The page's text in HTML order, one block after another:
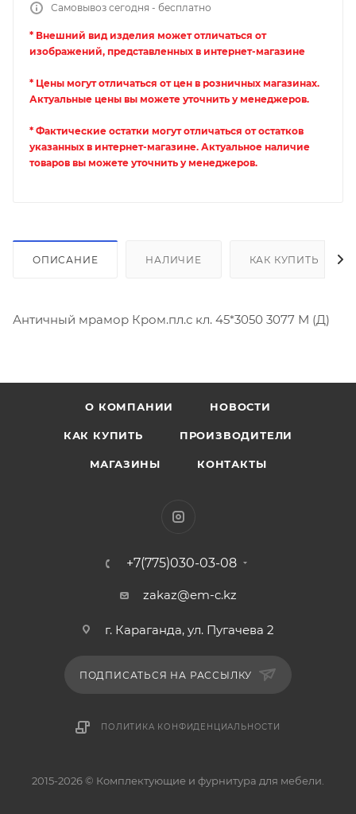
Самовывоз сегодня - бесплатно
* Внешний вид изделия может отличаться от
изображений, представленных в интернет-магазине
* Цены могут отличаться от цен в розничных магазинах.
Актуальные цены вы можете уточнить у менеджеров.
* Фактические остатки могут отличаться от остатков
указанных в интернет-магазине. Актуальное наличие
товаров вы можете уточнить у менеджеров.
ОПИСАНИЕ НАЛИЧИЕ КАК КУПИТЬ
Античный мрамор Кром.пл.с кл. 45*3050 3077 М (Д)
О КОМПАНИИ НОВОСТИ
КАК КУПИТЬ ПРОИЗВОДИТЕЛИ
МАГАЗИНЫ КОНТАКТЫ
+7(775)030-03-08
zakaz@em-c.kz
г. Караганда, ул. Пугачева 2
ПОДПИСАТЬСЯ НА РАССЫЛКУ
ПОЛИТИКА КОНФИДЕНЦИАЛЬНОСТИ
2015-2026 © Комплектующие и фурнитура для мебели.